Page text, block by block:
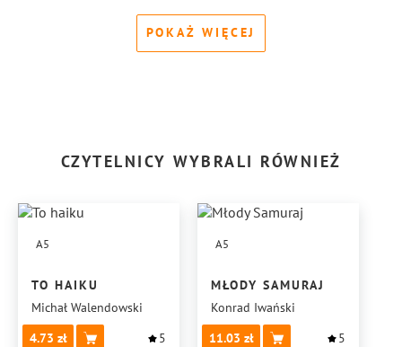
POKAŻ WIĘCEJ
CZYTELNICY WYBRALI RÓWNIEŻ
A5
TO HAIKU
Michał Walendowski
4.73
5
A5
MŁODY SAMURAJ
Konrad Iwański
11.03
5